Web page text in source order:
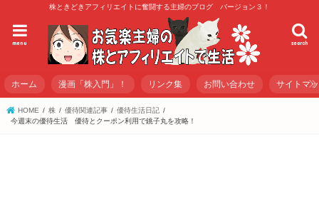
株ときどきアフィリエイトに奮闘する主婦のブログ バージョン３！
search
menu
ホーム 漫画「株入門」！ リンク集 お問い合わせ サイトマ
HOME 株 優待関連記事
優待生活日記
今週末の優待生活 優待とクーポン利用で銚子丸を攻略！